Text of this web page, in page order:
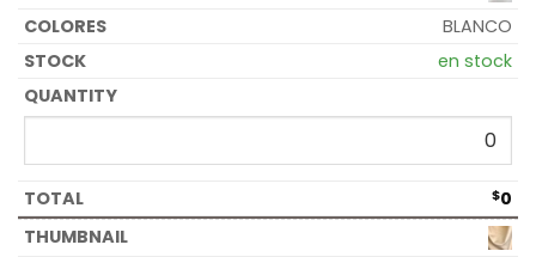
BLANCO
en stock
$0